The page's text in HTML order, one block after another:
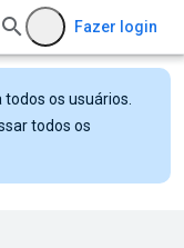
Fazer login
os usuários.
todos os